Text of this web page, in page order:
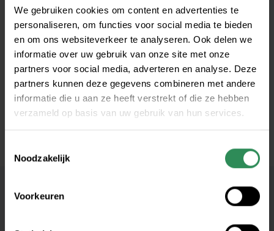
We gebruiken cookies om content en advertenties te
personaliseren, om functies voor social media te bieden
en om ons websiteverkeer te analyseren. Ook delen we
informatie over uw gebruik van onze site met onze
partners voor social media, adverteren en analyse. Deze
partners kunnen deze gegevens combineren met andere
informatie die u aan ze heeft verstrekt of die ze hebben
verzameld op basis van uw gebruik van hun services.
Noodzakelijk
Voorkeuren
(0186) 82 00 15